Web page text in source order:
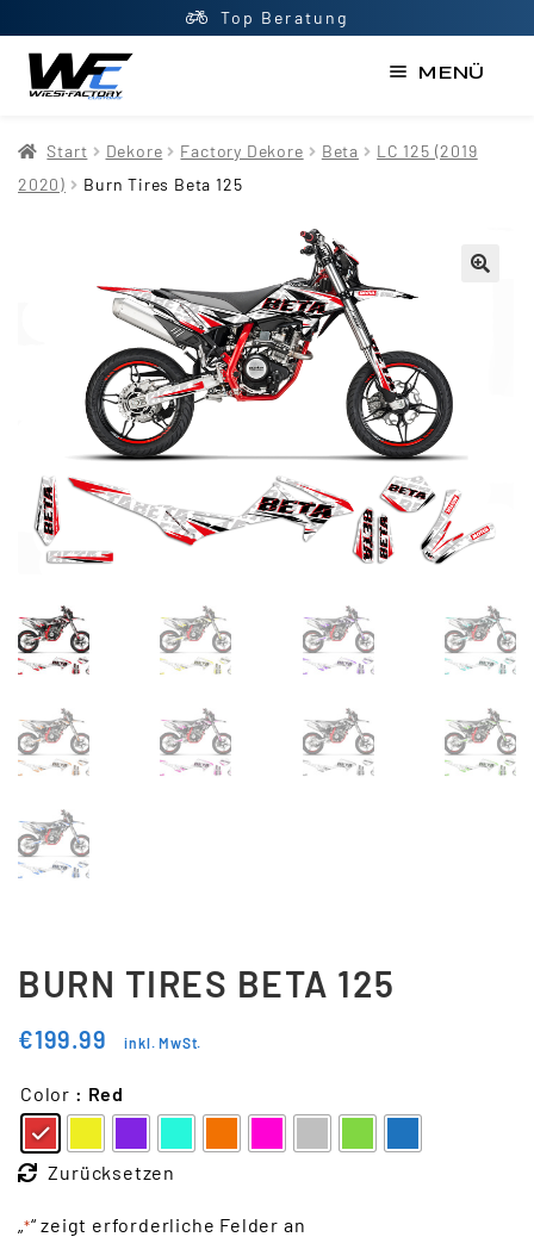
Top Beratung
MENÜ
AGB
Mein Konto
Newsletter
Shop
Updraft Central
Warenkorb
Widerrufsbelehrung
Wunschliste
Start Dekore Factory Dekore Beta
LC 125 (2019
2020)
Burn Tires Beta 125
BURN TIRES BETA 125
€199.99 inkl. MwSt.
Color : Red
Zurücksetzen
*“ zeigt erforderliche Felder an